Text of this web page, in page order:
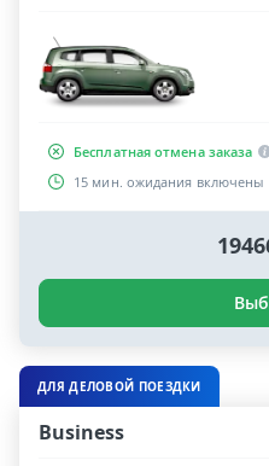
Бесплатная отмена заказа
15 мин. ожидания включены
ДЛЯ ДЕЛОВОЙ ПОЕЗДКИ
Business